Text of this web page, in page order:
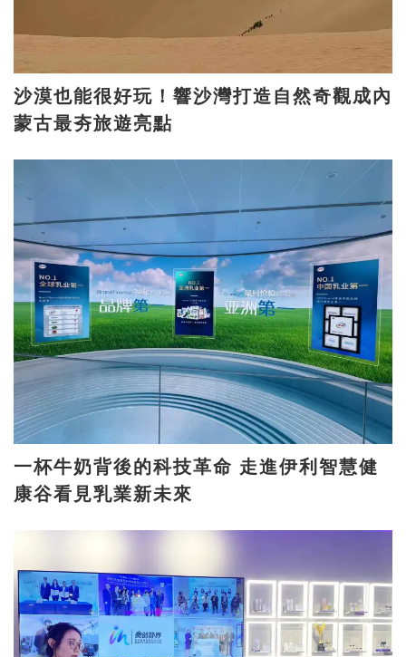
沙漠也能很好玩！響沙灣打造自然奇觀成內
蒙古最夯旅遊亮點
一杯牛奶背後的科技革命 走進伊利智慧健
康谷看見乳業新未來